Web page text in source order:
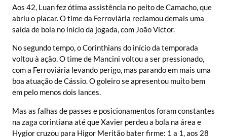
Aos 42, Luan fez ótima assistência no peito de Camacho, que
abriu o placar. O time da Ferroviária reclamou demais uma
saída de bola no início da jogada, com João Victor.
No segundo tempo, o Corinthians do início da temporada
voltou à ação. O time de Mancini voltou a ser pressionado,
com a Ferroviária levando perigo, mas parando em mais uma
boa atuação de Cássio. O goleiro se apresentou muito bem
em pelo menos dois lances.
Mas as falhas de passes e posicionamentos foram constantes
na zaga corintiana até que Xavier perdeu a bola na área e
Hygior cruzou para Higor Meritão bater firme: 1 a 1, aos 28